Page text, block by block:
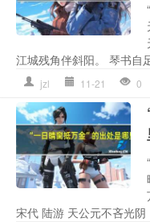
江城残角伴斜阳。 琴书自
jzl 11-21 0
宋代 陆游 天公元不吝光